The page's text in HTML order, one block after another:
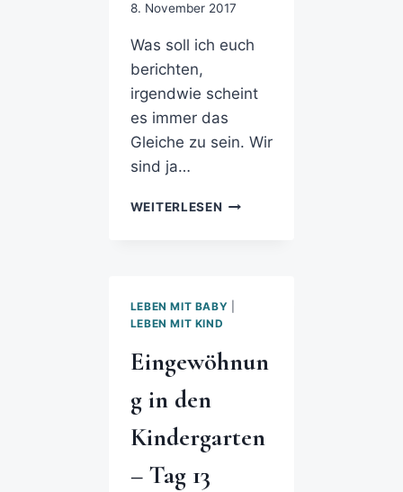
8. November 2017
Was soll ich euch
berichten,
irgendwie scheint
es immer das
Gleiche zu sein. Wir
sind ja…
WEITERLESEN
LEBEN MIT BABY
LEBEN MIT KIND
Eingewöhnun
g in den
Kindergarten
– Tag 13